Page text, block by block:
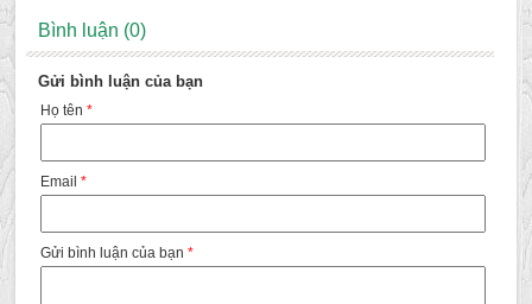
Bình luận (0)
Gửi bình luận của bạn
Họ tên *
Email *
Gửi bình luận của bạn *